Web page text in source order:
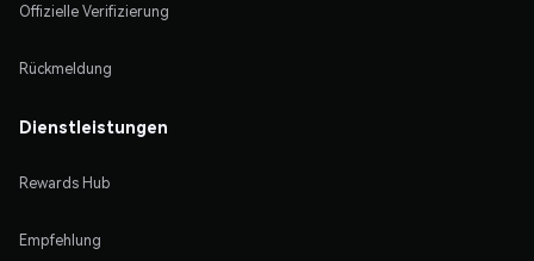
Offizielle Verifizierung
Rückmeldung
Dienstleistungen
Rewards Hub
Empfehlung